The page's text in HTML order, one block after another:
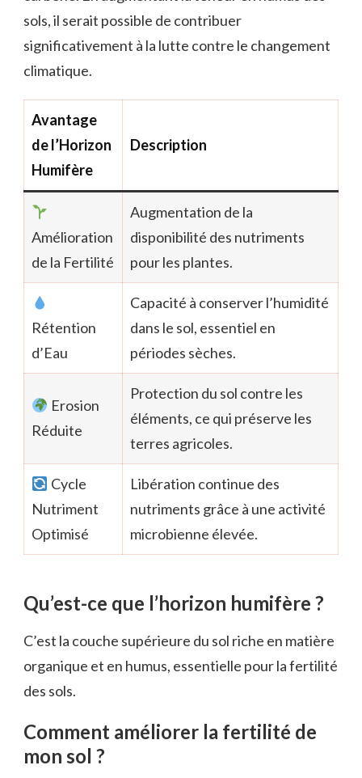
sols, il serait possible de contribuer
significativement à la lutte contre le changement
climatique.
Avantage
de l’Horizon
Humifère
Description
Amélioration
de la Fertilité
Augmentation de la
disponibilité des nutriments
pour les plantes.
Rétention
d’Eau
Capacité à conserver l’humidité
dans le sol, essentiel en
périodes sèches.
Erosion
Réduite
Protection du sol contre les
éléments, ce qui préserve les
terres agricoles.
Cycle
Nutriment
Optimisé
Libération continue des
nutriments grâce à une activité
microbienne élevée.
Qu’est-ce que l’horizon humifère ?
C’est la couche supérieure du sol riche en matière
organique et en humus, essentielle pour la fertilité
des sols.
Comment améliorer la fertilité de
mon sol ?